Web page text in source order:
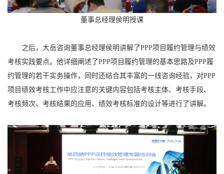
董事总经理侯明授课
之后，大岳咨询董事总经理侯明讲解了PPP项目履约管理与绩效
考核实践要点。他详细阐述了PPP项目履约管理的基本思路及PPP履
约管理的若干实务操作，同时还结合其丰富的一线咨询经验，对PPP
项目绩效考核工作中应注意的关键内容包括考核主体、考核手段、
考核频次、考核结果的应用、绩效考核标准的设计等进行了讲解。